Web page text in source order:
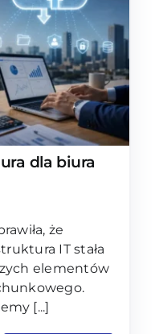
dla biura
że
IT stała
elementów
[...]